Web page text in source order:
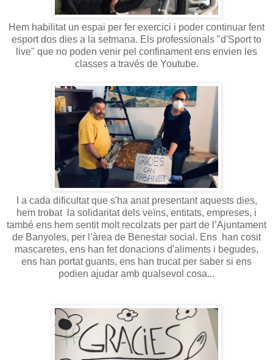
Hem habilitat un espai per fer exercici i poder continuar fent
esport dos dies a la setmana. Els professionals "d'Sport to
live" que no poden venir pel confinament ens envien les
classes a través de Youtube.
I a cada dificultat que s'ha anat presentant aquests dies,
hem trobat la solidaritat dels veïns, entitats, empreses, i
també ens hem sentit molt recolzats per part de l’Ajuntament
de Banyoles, per l’àrea de Benestar social. Ens han cosit
mascaretes, ens han fet donacions d'aliments i begudes,
ens han portat guants, ens han trucat per saber si ens
podien ajudar amb qualsevol cosa...